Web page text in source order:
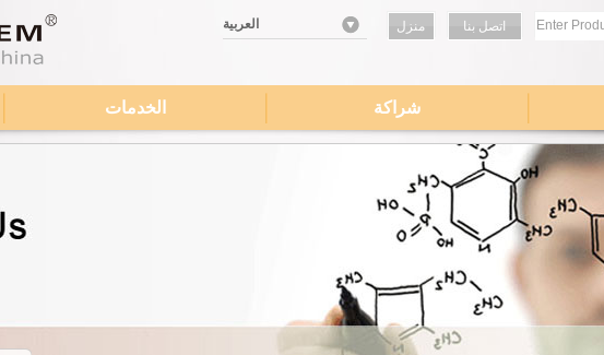
العربية منزل اتصل بنا
الخدمات شراكة